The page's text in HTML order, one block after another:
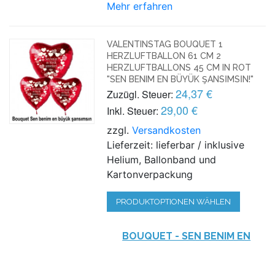
Mehr erfahren
VALENTINSTAG BOUQUET 1
HERZLUFTBALLON 61 CM 2
HERZLUFTBALLONS 45 CM IN ROT
"SEN BENIM EN BÜYÜK ŞANSΙMSΙN!"
Zuzügl. Steuer: 24,37 €
Inkl. Steuer: 29,00 €
zzgl.Versandkosten
Lieferzeit: lieferbar / inklusive
Helium, Ballonband und
Kartonverpackung
PRODUKTOPTIONEN WÄHLEN
BOUQUET - SEN BENIM EN